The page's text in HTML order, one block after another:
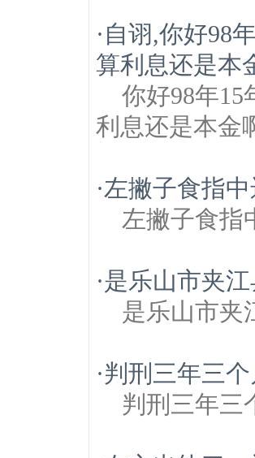
· 自诩,你好98
算利息还是本
你好98年15
利息还是本金
·左撇子食指
左撇子食指
·是乐山市夹
是乐山市夹
·判刑三年三
判刑三年三